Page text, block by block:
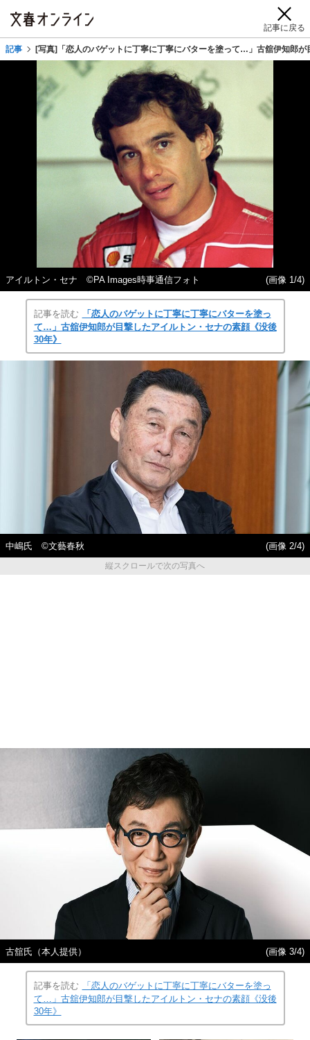
記事に戻る
記事 [写真]「恋人のバゲットに丁寧に丁寧にバターを塗って…」古舘伊知郎
アイルトン・セナ ©PA Images時事通信フォト (画像 1/4)
記事を読む
「恋人のバゲットに丁寧に丁寧にバターを塗っ
て…」古舘伊知郎が目撃したアイルトン・セナの素顔《没後
30年》
中嶋氏 ©文藝春秋
(画像 2/4)
縦スクロールで次の写真へ
古舘氏（本人提供） (画像 3/4)
記事を読む
「恋人のバゲットに丁寧に丁寧にバターを塗っ
て…」古舘伊知郎が目撃したアイルトン・セナの素顔《没後
30年》